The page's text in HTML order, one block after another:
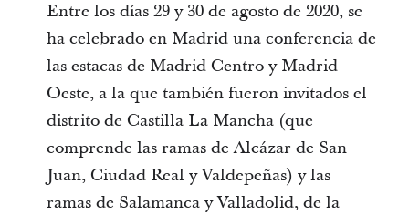
Entre los días 29 y 30 de agosto de 2020, se
ha celebrado en Madrid una conferencia de
las estacas de Madrid Centro y Madrid
Oeste, a la que también fueron invitados el
distrito de Castilla La Mancha (que
comprende las ramas de Alcázar de San
Juan, Ciudad Real y Valdepeñas) y las
ramas de Salamanca y Valladolid, de la